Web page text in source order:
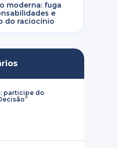
moderna: fuga
e
do raciocínio
participe do